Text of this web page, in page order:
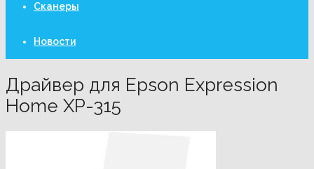
Сканеры
Новости
Драйвер для Epson Expression
Home XP-315